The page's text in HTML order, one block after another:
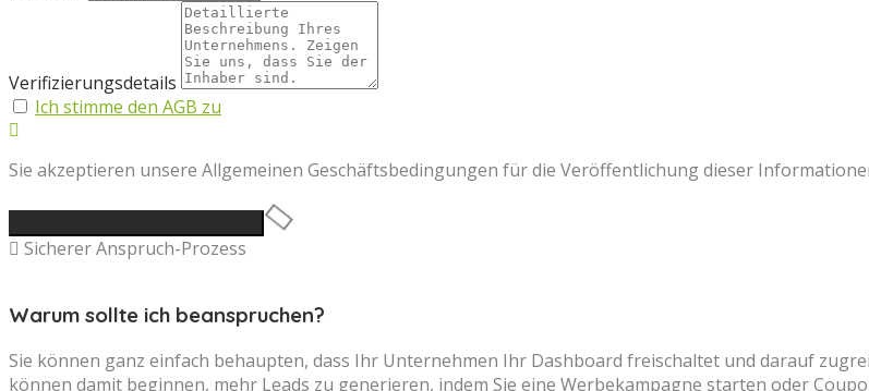
Verifizierungsdetails
Ich stimme den AGB zu
Sie akzeptieren unsere Allgemeinen Geschäftsbedingungen für die Veröffentlichung dieser
Sicherer Anspruch-Prozess
Warum sollte ich beanspruchen?
Sie können ganz einfach behaupten, dass Ihr Unternehmen Ihr Dashboard freischaltet und darauf
können damit beginnen, mehr Leads zu generieren, indem Sie eine Werbekampagne starten oder